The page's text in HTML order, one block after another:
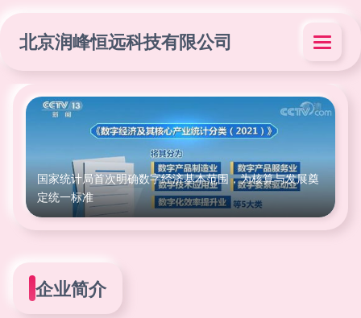
北京润峰恒远科技有限公司
国家统计局首次明确数字经济基本范围，为核算与发展奠
定统一标准
企业简介